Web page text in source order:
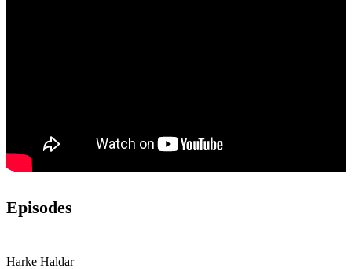
Episodes
Harke Haldar